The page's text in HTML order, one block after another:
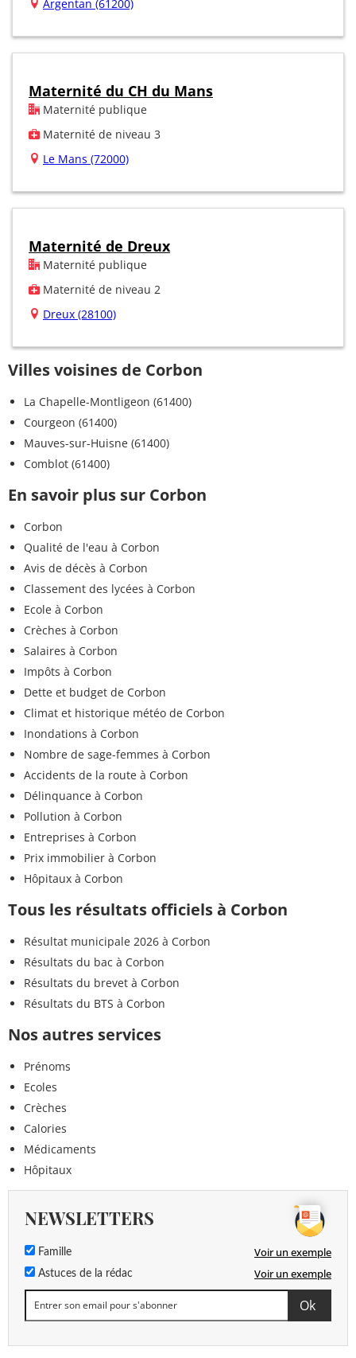
Argentan (61200)
Maternité du CH du Mans
Maternité publique
Maternité de niveau 3
Le Mans (72000)
Maternité de Dreux
Maternité publique
Maternité de niveau 2
Dreux (28100)
Villes voisines de Corbon
La Chapelle-Montligeon (61400)
Courgeon (61400)
Mauves-sur-Huisne (61400)
Comblot (61400)
En savoir plus sur Corbon
Corbon
Qualité de l'eau à Corbon
Avis de décès à Corbon
Classement des lycées à Corbon
Ecole à Corbon
Crèches à Corbon
Salaires à Corbon
Impôts à Corbon
Dette et budget de Corbon
Climat et historique météo de Corbon
Inondations à Corbon
Nombre de sage-femmes à Corbon
Accidents de la route à Corbon
Délinquance à Corbon
Pollution à Corbon
Entreprises à Corbon
Prix immobilier à Corbon
Hôpitaux à Corbon
Tous les résultats officiels à Corbon
Résultat municipale 2026 à Corbon
Résultats du bac à Corbon
Résultats du brevet à Corbon
Résultats du BTS à Corbon
Nos autres services
Prénoms
Ecoles
Crèches
Calories
Médicaments
Hôpitaux
NEWSLETTERS
Famille Voir un exemple
Astuces de la rédac Voir un exemple